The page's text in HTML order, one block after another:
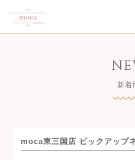
新着
moca東三国店 ピックアップ